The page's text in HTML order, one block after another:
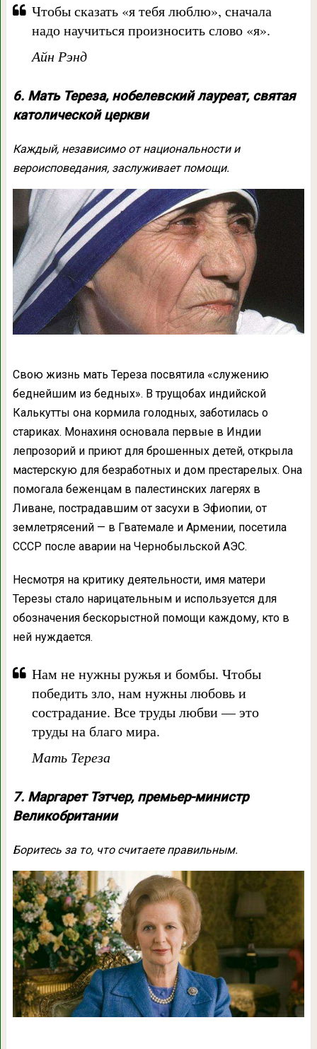
Чтобы сказать «я тебя люблю», сначала
надо научиться произносить слово «я».
Айн Рэнд
6. Мать Тереза, нобелевский лауреат, святая
католической церкви
Каждый, независимо от национальности и
вероисповедания, заслуживает помощи.
Свою жизнь мать Тереза посвятила «служению
беднейшим из бедных». В трущобах индийской
Калькутты она кормила голодных, заботилась о
стариках. Монахиня основала первые в Индии
лепрозорий и приют для брошенных детей, открыла
мастерскую для безработных и дом престарелых. Она
помогала беженцам в палестинских лагерях в
Ливане, пострадавшим от засухи в Эфиопии, от
землетрясений — в Гватемале и Армении, посетила
СССР после аварии на Чернобыльской АЭС.
Несмотря на критику деятельности, имя матери
Терезы стало нарицательным и используется для
обозначения бескорыстной помощи каждому, кто в
ней нуждается.
Нам не нужны ружья и бомбы. Чтобы
победить зло, нам нужны любовь и
сострадание. Все труды любви — это
труды на благо мира.
Мать Тереза
7. Маргарет Тэтчер, премьер-министр
Великобритании
Боритесь за то, что считаете правильным.